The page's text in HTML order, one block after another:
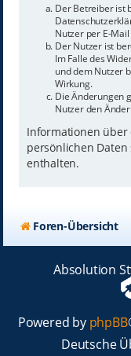
Der Betreiber ist
Nutzer per E-
Der Nutzer ist
Im Falle des
und dem Nutzer
Wirkung.
Die Änderungen
Nutzer den
Informationen über
persönlichen
enthalten.
Foren-Übersicht
Absolution
Powered by phpBB
Deutsche